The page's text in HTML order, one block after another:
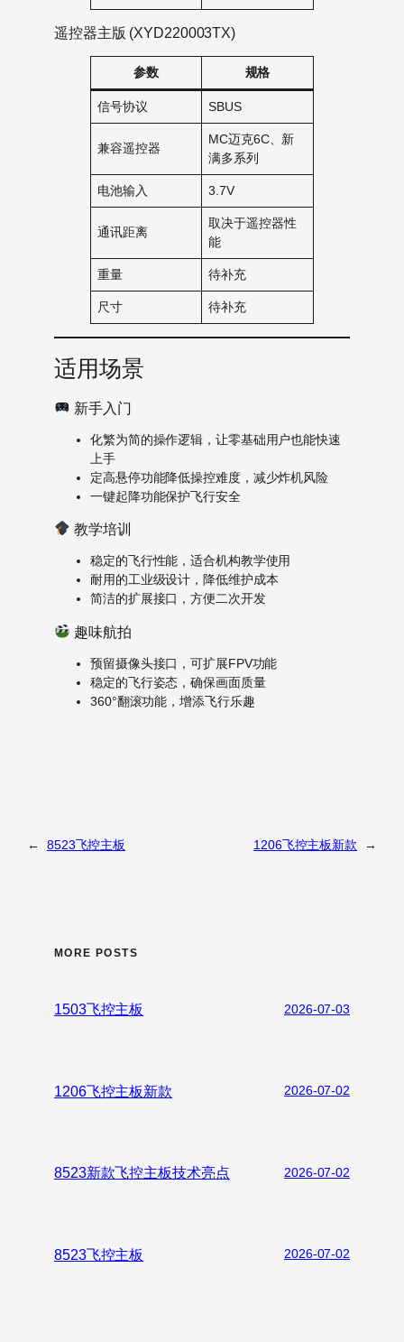
遥控器主版 (XYD220003TX)
参数 规格
信号协议 SBUS
兼容遥控器
MC迈克6C、新
满多系列
电池输入 3.7V
通讯距离
取决于遥控器性
能
重量 待补充
尺寸 待补充
适用场景
新手入门
化繁为简的操作逻辑，让零基础用户也能快速
上手
定高悬停功能降低操控难度，减少炸机风险
一键起降功能保护飞行安全
教学培训
稳定的飞行性能，适合机构教学使用
耐用的工业级设计，降低维护成本
简洁的扩展接口，方便二次开发
趣味航拍
预留摄像头接口，可扩展FPV功能
稳定的飞行姿态，确保画面质量
360°翻滚功能，增添飞行乐趣
← 8523飞控主板 1206飞控主板新款 →
MORE POSTS
1503飞控主板 2026-07-03
1206飞控主板新款 2026-07-02
8523新款飞控主板技术亮点 2026-07-02
8523飞控主板 2026-07-02